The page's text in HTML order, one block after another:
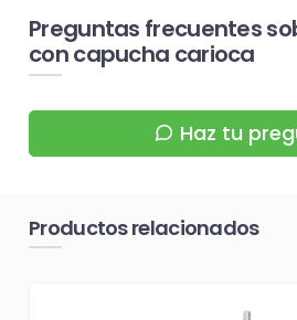
Preguntas frecuentes
con capucha carioca
Haz tu
Productos relacionados